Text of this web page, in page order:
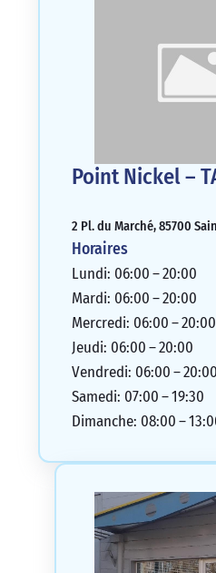
Point Nickel –
2 Pl. du Marché, 85700
Horaires
Lundi: 06:00 – 20:00
Mardi: 06:00 – 20:00
Mercredi: 06:00 – 20:00
Jeudi: 06:00 – 20:00
Vendredi: 06:00 – 20:00
Samedi: 07:00 – 19:30
Dimanche: 08:00 –